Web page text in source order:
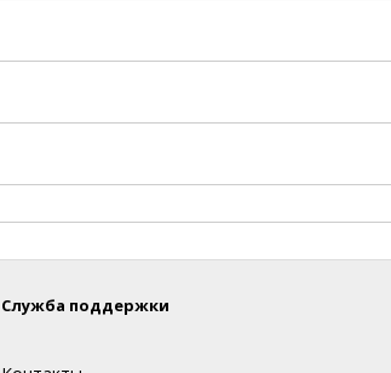
Служба поддержки